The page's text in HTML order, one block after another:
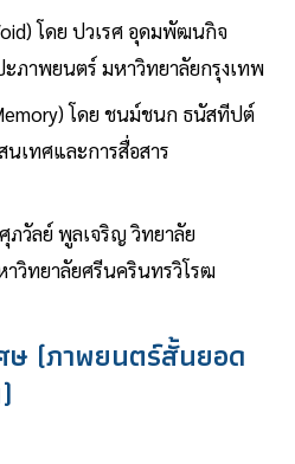
โดย ปวเรศ อุดมพัฒนกิจ
ภาพยนตร์ มหาวิทยาลัยกรุงเทพ
โดย ชนม์ชนก ธนัสทีปต์
เทศและการสื่อสาร
ภวัลย์ พูลเจริญ วิทยาลัย
วิทยาลัยศรีนครินทรวิโรฒ
ษ (ภาพยนตร์สั้นยอด